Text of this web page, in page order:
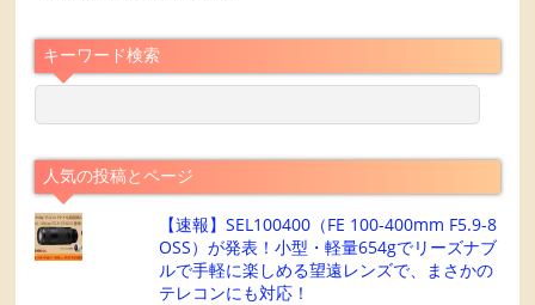
キーワード検索
人気の投稿とページ
【速報】SEL100400（FE 100-400mm F5.9-8
OSS）が発表！小型・軽量654gでリーズナブ
ルで手軽に楽しめる望遠レンズで、まさかの
テレコンにも対応！